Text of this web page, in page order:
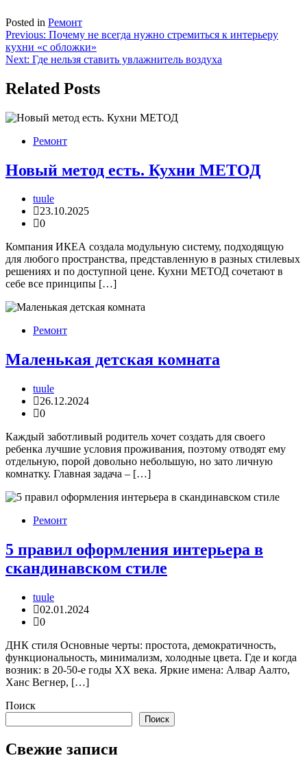
Posted in Ремонт
Навигация
по
Previous: Почему не всегда нужно стремиться к интерьеру
кухни «с обложки»
Next: Где нельзя ставить увлажнитель воздуха
Related Posts
Ремонт
Новый метод есть. Кухни МЕТОД
tuule
23.10.2025
0
Компания ИКЕА создала модульную систему, подходящую
для любого пространства, представленную в разных стилевых
решениях и по доступной цене. Кухни МЕТОД сочетают в
себе все принципы […]
Ремонт
Маленькая детская комната
tuule
26.12.2024
0
Каждый заботливый родитель хочет создать для своего
ребенка лучшие условия проживания, поэтому отводят ему
отдельную, порой довольно небольшую, но зато личную
комнатку. Главная задача – […]
Ремонт
5 правил оформления интерьера в
скандинавском стиле
tuule
02.01.2024
0
ДНК стиля Основные черты: простота, демократичность,
функциональность, минимализм, холодные цвета. Где и когда
возник: в 20-50-е годы ХХ века. Яркие имена: Алвар Аалто,
Ханс Вегнер, […]
Поиск
Поиск
Свежие записи